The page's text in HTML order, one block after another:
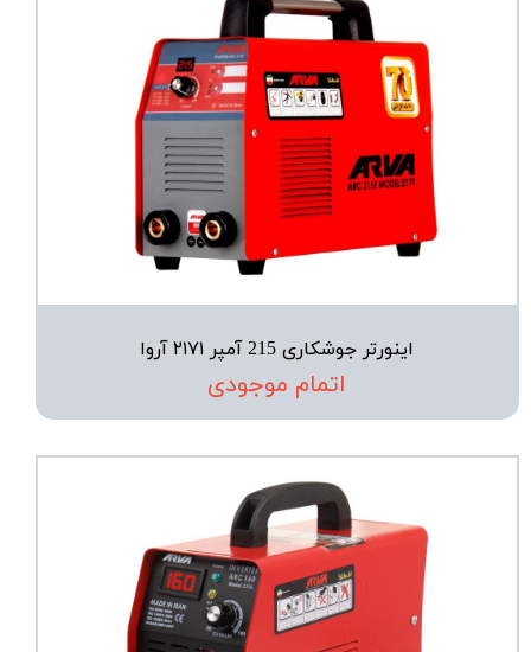
اینورتر جوشکاری 215 آمپر ۲۱۷۱ آروا
اتمام موجودی